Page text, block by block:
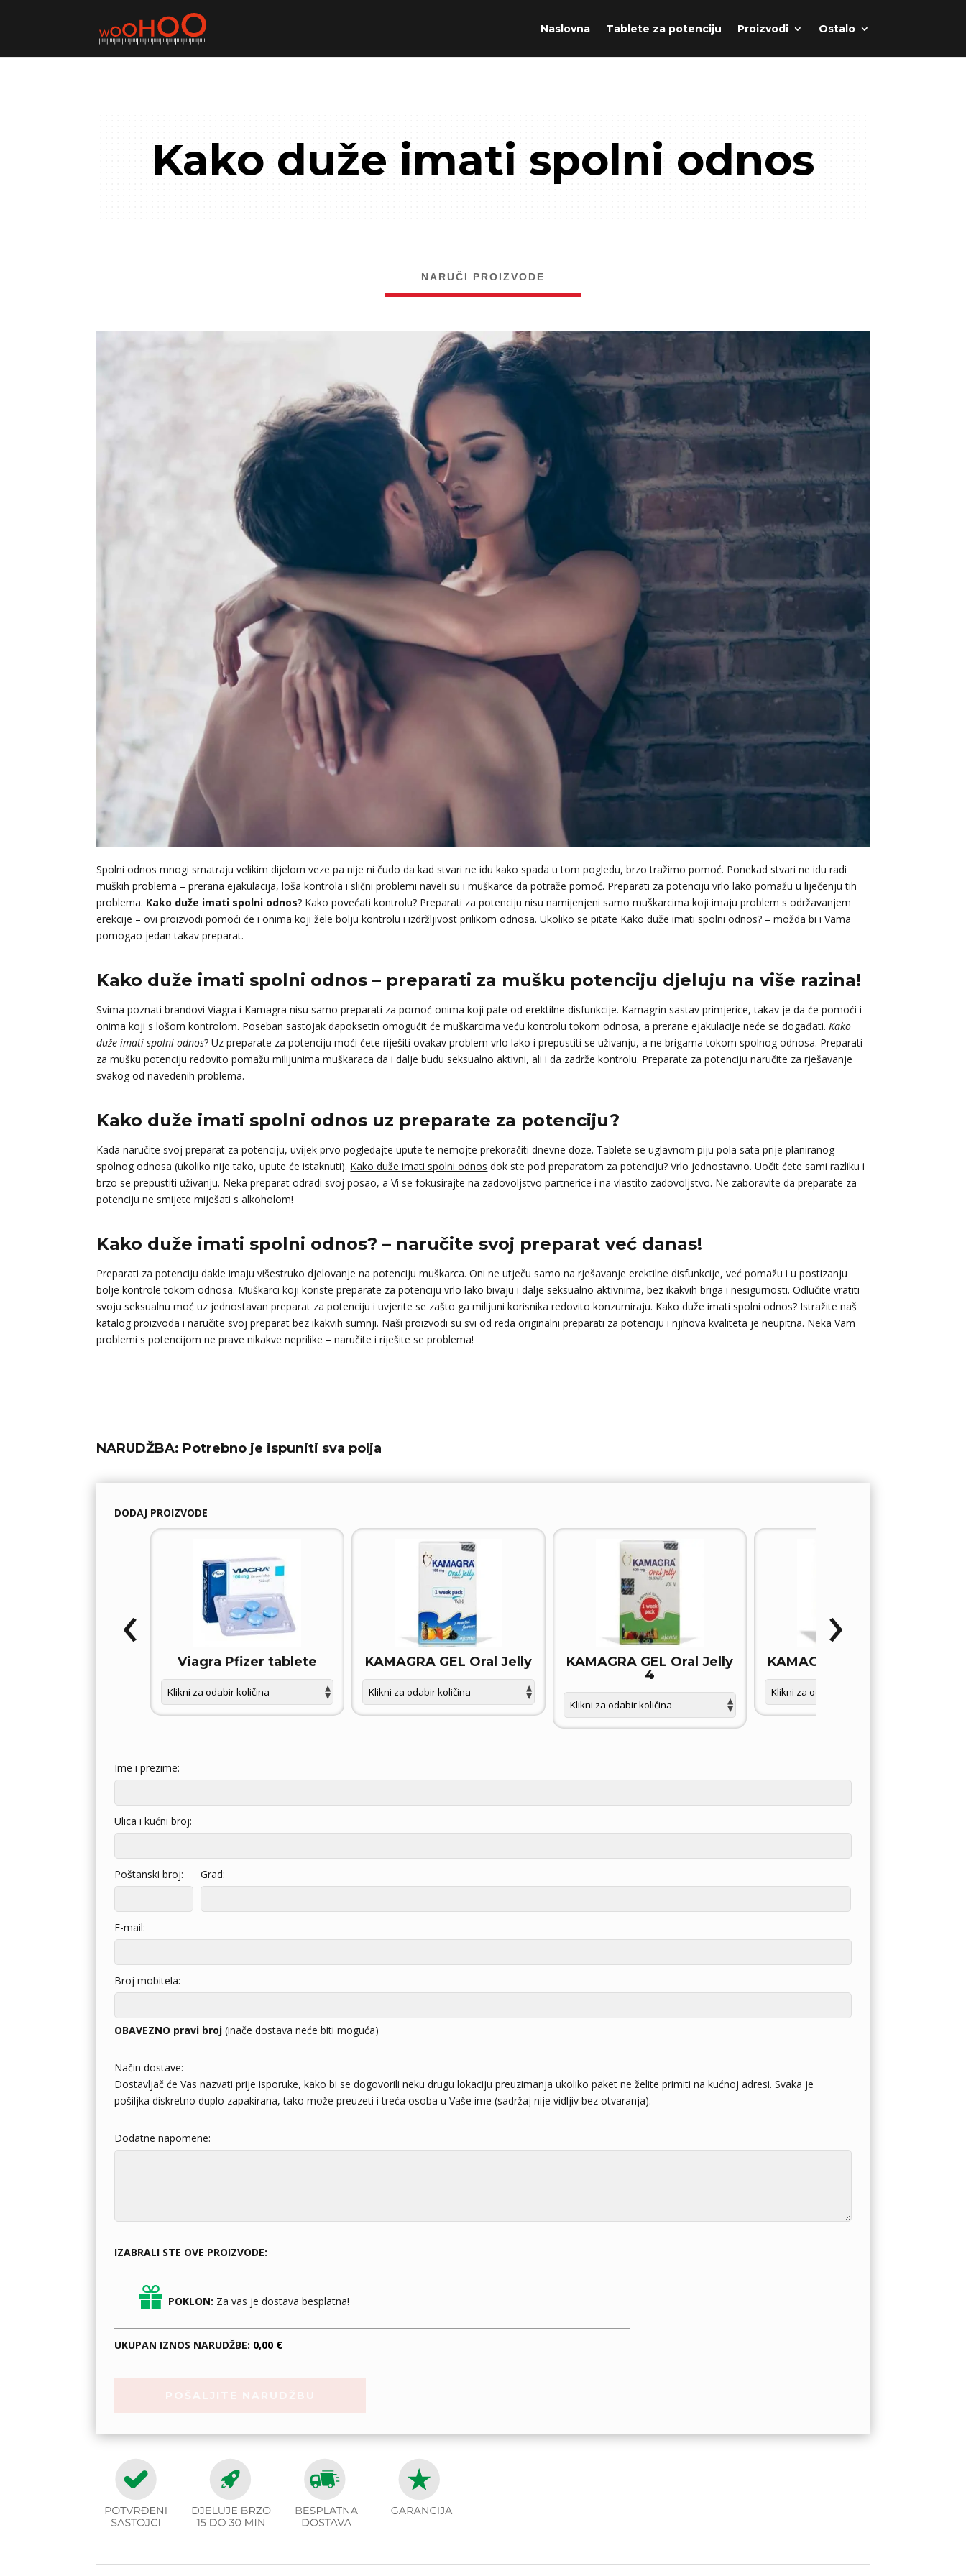
Naslovna Tablete za potenciju Proizvodi Ostalo
Kako duže imati spolni odnos
NARUČI PROIZVODE
Spolni odnos mnogi smatraju velikim dijelom veze pa nije ni čudo da kad stvari ne idu kako spada u tom pogledu, brzo tražimo pomoć. Ponekad stvari ne idu radi
muških problema – prerana ejakulacija, loša kontrola i slični problemi naveli su i muškarce da potraže pomoć. Preparati za potenciju vrlo lako pomažu u liječenju tih
problema. Kako duže imati spolni odnos? Kako povećati kontrolu? Preparati za potenciju nisu namijenjeni samo muškarcima koji imaju problem s održavanjem
erekcije – ovi proizvodi pomoći će i onima koji žele bolju kontrolu i izdržljivost prilikom odnosa. Ukoliko se pitate Kako duže imati spolni odnos? – možda bi i Vama
pomogao jedan takav preparat.
Kako duže imati spolni odnos – preparati za mušku potenciju djeluju na više razina!
Svima poznati brandovi Viagra i Kamagra nisu samo preparati za pomoć onima koji pate od erektilne disfunkcije. Kamagrin sastav primjerice, takav je da će pomoći i
onima koji s lošom kontrolom. Poseban sastojak dapoksetin omogućit će muškarcima veću kontrolu tokom odnosa, a prerane ejakulacije neće se događati.Kako
duže imati spolni odnos? Uz preparate za potenciju moći ćete riješiti ovakav problem vrlo lako i prepustiti se uživanju, a ne brigama tokom spolnog odnosa. Preparati
za mušku potenciju redovito pomažu milijunima muškaraca da i dalje budu seksualno aktivni, ali i da zadrže kontrolu. Preparate za potenciju naručite za rješavanje
svakog od navedenih problema.
Kako duže imati spolni odnos uz preparate za potenciju?
Kada naručite svoj preparat za potenciju, uvijek prvo pogledajte upute te nemojte prekoračiti dnevne doze. Tablete se uglavnom piju pola sata prije planiranog
spolnog odnosa (ukoliko nije tako, upute će istaknuti). Kako duže imati spolni odnos dok ste pod preparatom za potenciju? Vrlo jednostavno. Uočit ćete sami razliku i
brzo se prepustiti uživanju. Neka preparat odradi svoj posao, a Vi se fokusirajte na zadovoljstvo partnerice i na vlastito zadovoljstvo. Ne zaboravite da preparate za
potenciju ne smijete miješati s alkoholom!
Kako duže imati spolni odnos? – naručite svoj preparat već danas!
Preparati za potenciju dakle imaju višestruko djelovanje na potenciju muškarca. Oni ne utječu samo na rješavanje erektilne disfunkcije, već pomažu i u postizanju
bolje kontrole tokom odnosa. Muškarci koji koriste preparate za potenciju vrlo lako bivaju i dalje seksualno aktivnima, bez ikakvih briga i nesigurnosti. Odlučite vratiti
svoju seksualnu moć uz jednostavan preparat za potenciju i uvjerite se zašto ga milijuni korisnika redovito konzumiraju. Kako duže imati spolni odnos? Istražite naš
katalog proizvoda i naručite svoj preparat bez ikakvih sumnji. Naši proizvodi su svi od reda originalni preparati za potenciju i njihova kvaliteta je neupitna. Neka Vam
problemi s potencijom ne prave nikakve neprilike – naručite i riješite se problema!
NARUDŽBA: Potrebno je ispuniti sva polja
DODAJ PROIZVODE
Viagra Pfizer tablete KAMAGRA GEL Oral Jelly
KAMAGRA GEL Oral Jelly
4
KAMAGRA GOLD tablete
‹ ›
Ime i prezime:
Ulica i kućni broj:
Poštanski broj: Grad:
E-mail:
Broj mobitela:
OBAVEZNO pravi broj (inače dostava neće biti moguća)
Način dostave:
Dostavljač će Vas nazvati prije isporuke, kako bi se dogovorili neku drugu lokaciju preuzimanja ukoliko paket ne želite primiti na kućnoj adresi. Svaka je
pošiljka diskretno duplo zapakirana, tako može preuzeti i treća osoba u Vaše ime (sadržaj nije vidljiv bez otvaranja).
Dodatne napomene:
IZABRALI STE OVE PROIZVODE:
POKLON: Za vas je dostava besplatna!
UKUPAN IZNOS NARUDŽBE: 0,00 €